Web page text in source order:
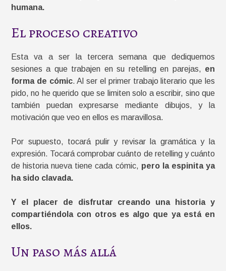
humana.
El proceso creativo
Esta va a ser la tercera semana que dediquemos
sesiones a que trabajen en su retelling en parejas, en
forma de cómic. Al ser el primer trabajo literario que les
pido, no he querido que se limiten solo a escribir, sino que
también puedan expresarse mediante dibujos, y la
motivación que veo en ellos es maravillosa.
Por supuesto, tocará pulir y revisar la gramática y la
expresión. Tocará comprobar cuánto de retelling y cuánto
de historia nueva tiene cada cómic, pero la espinita ya
ha sido clavada.
Y el placer de disfrutar creando una historia y
compartiéndola con otros es algo que ya está en
ellos.
Un paso más allá